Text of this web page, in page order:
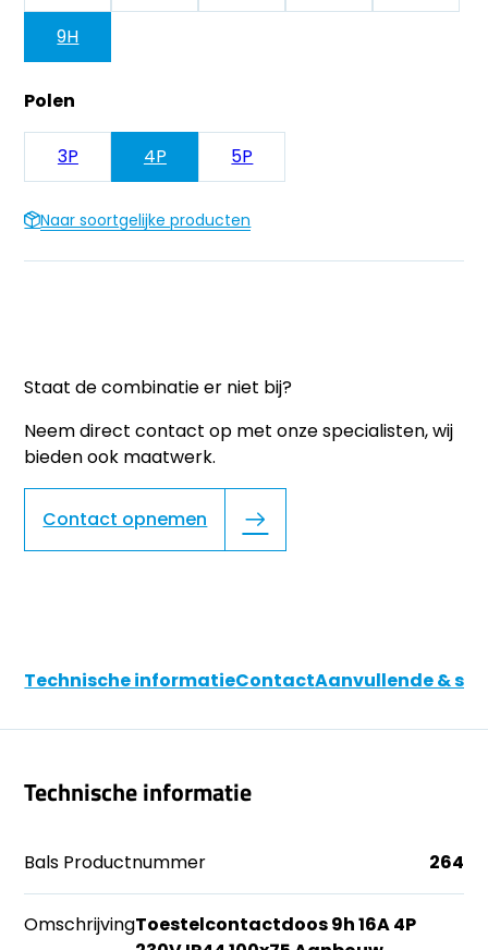
9H
Polen
3P 4P 5P
Naar soortgelijke producten
Staat de combinatie er niet bij?
Neem direct contact op met onze specialisten, wij
bieden ook maatwerk.
Contact opnemen
Technische informatieContactAanvullende &
Technische informatie
Bals Productnummer 264
OmschrijvingToestelcontactdoos 9h 16A 4P